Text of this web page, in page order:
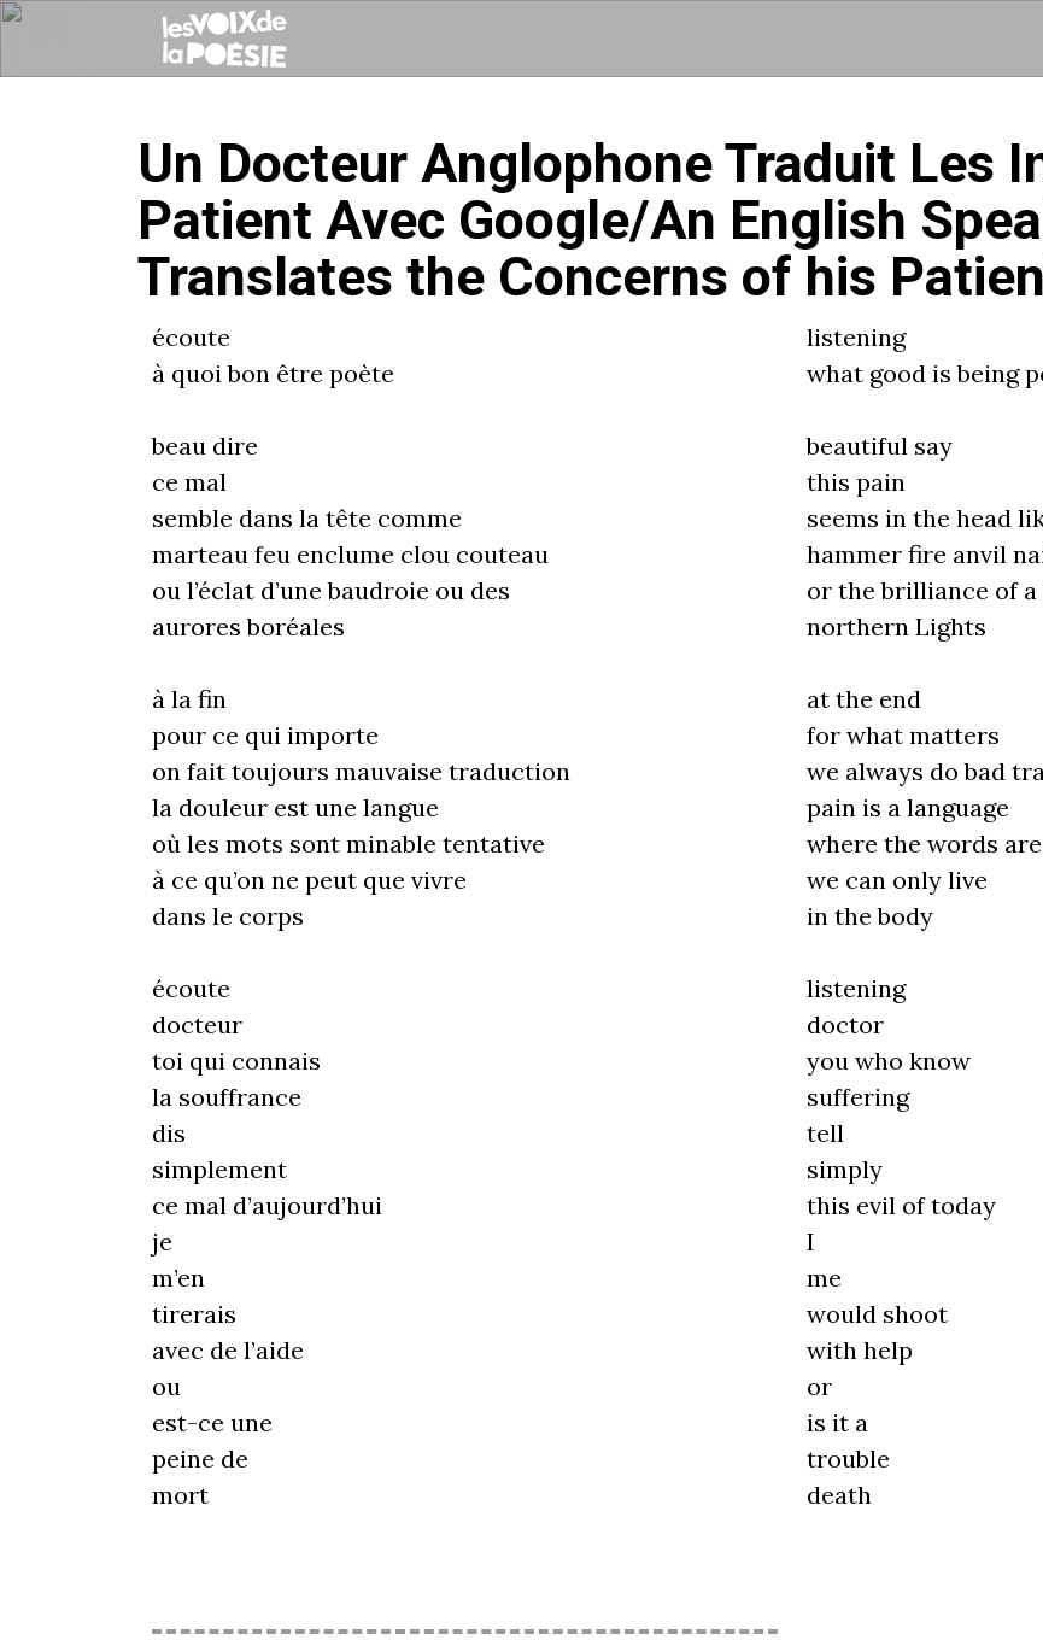
Un Docteur Anglophone Traduit Les
Patient Avec Google/An English
Translates the Concerns of his
écoute
à quoi bon être poète
beau dire
ce mal
semble dans la tête comme
marteau feu enclume clou couteau
ou l’éclat d’une baudroie ou des
aurores boréales
à la fin
pour ce qui importe
on fait toujours mauvaise traduction
la douleur est une langue
où les mots sont minable tentative
à ce qu’on ne peut que vivre
dans le corps
écoute
docteur
toi qui connais
la souffrance
dis
simplement
ce mal d’aujourd’hui
je
m’en
tirerais
avec de l’aide
ou
est-ce une
peine de
mort
listening
what good is being
beautiful say
this pain
seems in the head
hammer fire anvil
or the brilliance of
northern Lights
at the end
for what matters
we always do bad
pain is a language
where the words
we can only live
in the body
listening
doctor
you who know
suffering
tell
simply
this evil of today
I
me
would shoot
with help
or
is it a
trouble
death